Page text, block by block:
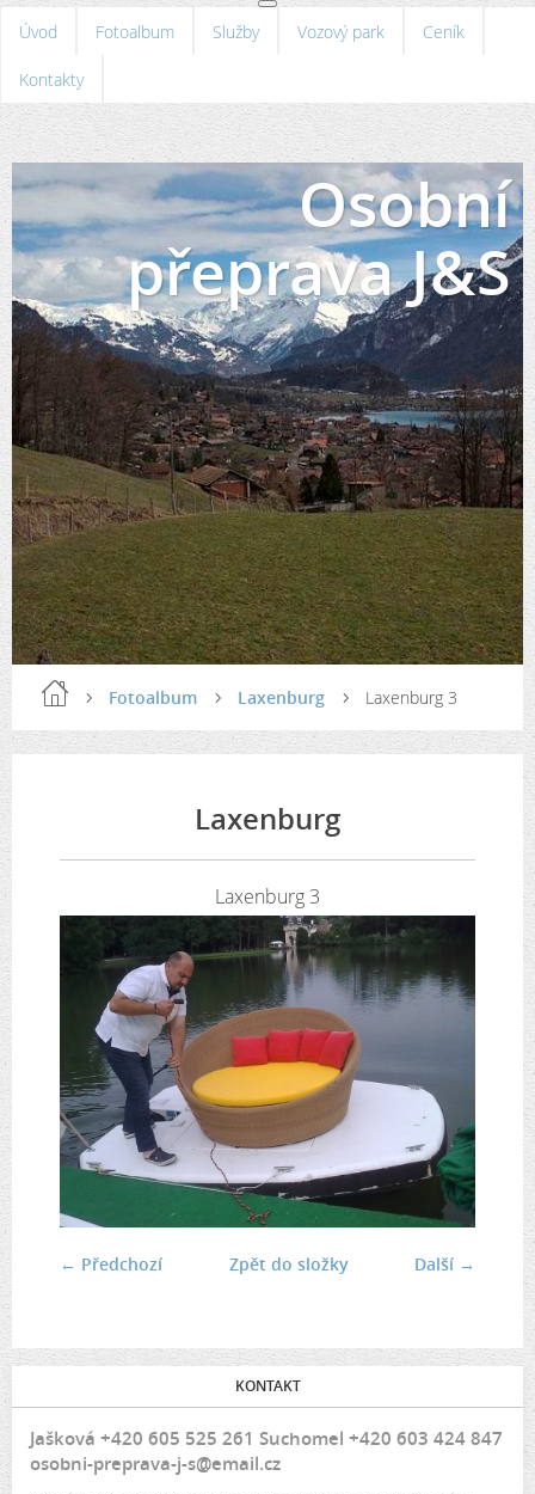
Úvod Fotoalbum Služby Vozový park Ceník
Kontakty
Osobní
přeprava J&S
Fotoalbum Laxenburg Laxenburg 3
Laxenburg
Laxenburg 3
← Předchozí Další →
Zpět do složky
KONTAKT
Jašková +420 605 525 261 Suchomel +420 603 424 847
osobni-preprava-j-s@email.cz